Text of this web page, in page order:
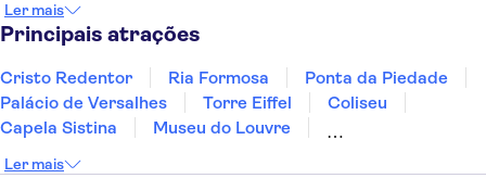
Sesimbra
Ler mais
Principais atrações
Cristo Redentor Ria Formosa
Ponta da Piedade
Palácio de Versalhes
Torre Eiffel
Coliseu
Capela Sistina
Museu do Louvre
Torre de Belém
Caminito del Rey
Ler mais